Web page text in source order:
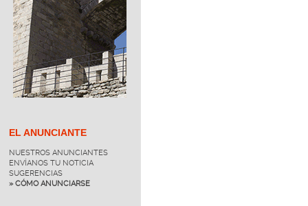
EL ANUNCIANTE
NUESTROS ANUNCIANTES
ENVÍANOS TU NOTICIA
SUGERENCIAS
» CÓMO ANUNCIARSE